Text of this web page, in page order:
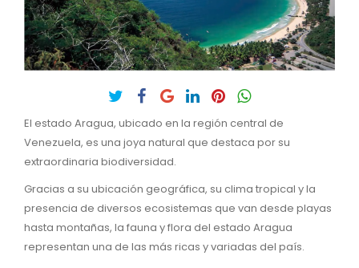
El estado Aragua, ubicado en la región central de
Venezuela, es una joya natural que destaca por su
extraordinaria biodiversidad.
Gracias a su ubicación geográfica, su clima tropical y la
presencia de diversos ecosistemas que van desde playas
hasta montañas, la fauna y flora del estado Aragua
representan una de las más ricas y variadas del país.